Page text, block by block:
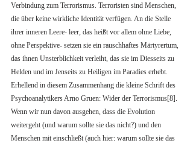
Verbindung zum Terrorismus. Terroristen sind Menschen,
die über keine wirkliche Identität verfügen. An die Stelle
ihrer inneren Leere- leer, das heißt vor allem ohne Liebe,
ohne Perspektive- setzen sie ein rauschhaftes Märtyrertum,
das ihnen Unsterblichkeit verleiht, das sie im Diesseits zu
Helden und im Jenseits zu Heiligen im Paradies erhebt.
Erhellend in diesem Zusammenhang die kleine Schrift des
Psychoanalytikers Arno Gruen: Wider der Terrorismus[8].
Wenn wir nun davon ausgehen, dass die Evolution
weitergeht (und warum sollte sie das nicht?) und den
Menschen mit einschließt (auch hier: warum sollte sie das